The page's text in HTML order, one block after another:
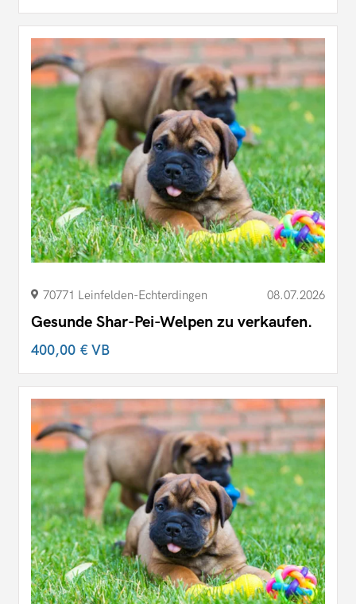
70771 Leinfelden-Echterdingen 08.07.2026
Gesunde Shar-Pei-Welpen zu verkaufen.
400,00 €VB